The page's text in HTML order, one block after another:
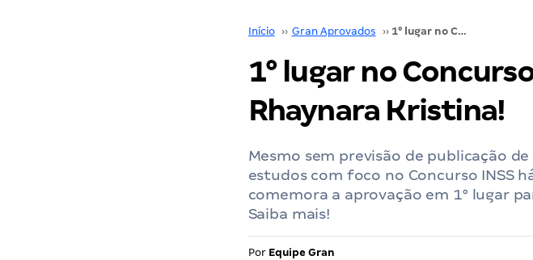
Início ›› Gran Aprovados ›› 1° lugar no Concurso INSS MG: conheça Rhaynara Kristina!
1° lugar no
Rhaynara Kristina!
Mesmo sem previsão de publicação
estudos com foco no Concurso INSS
comemora a aprovação em 1° lugar
Saiba mais!
Por Equipe Gran